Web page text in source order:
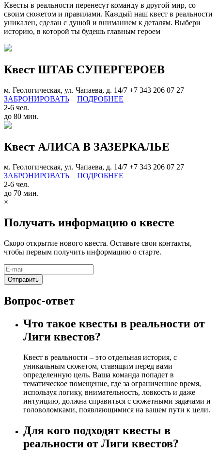
Квесты в реальности перенесут команду в другой мир, со
своим сюжетом и правилами. Каждый наш квест в реальности
уникален, сделан с душой и вниманием к деталям. Выбери
историю, в которой ты будешь главным героем
Квест ШТАБ СУПЕРГЕРОЕВ
м. Геологическая, ул. Чапаева, д. 14/7 +7 343 206 07 27
ЗАБРОНИРОВАТЬ
ПОДРОБНЕЕ
2-6 чел.
до 80 мин.
Квест АЛИСА В ЗАЗЕРКАЛЬЕ
м. Геологическая, ул. Чапаева, д. 14/7 +7 343 206 07 27
ЗАБРОНИРОВАТЬ
ПОДРОБНЕЕ
2-6 чел.
до 70 мин.
×
Получать информацию о квесте
Скоро открытие нового квеста. Оставьте свои контакты,
чтобы первым получить информацию о старте.
Вопрос-ответ
Что такое квесты в реальности от
Лиги квестов?
Квест в реальности – это отдельная история, с
уникальным сюжетом, ставящим перед вами
определенную цель. Ваша команда попадет в
тематическое помещение, где за ограниченное время,
используя логику, внимательность, ловкость и даже
интуицию, должна справиться с сюжетными задачами и
головоломками, появляющимися на вашем пути к цели.
Для кого подходят квесты в
реальности от Лиги квестов?